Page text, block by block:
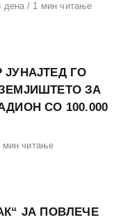
дена 1 мин читање
ЈУНАЈТЕД ГО
ЗА
СО 100.000
мин читање
ЈА ПОВЛЕЧЕ